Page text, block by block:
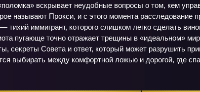
вскрывает неудобные вопросы о том, кем
называют Прокси, и с этого момента расследование
иммигрант, которого слишком легко сделать
пугающе точно отражает трещины в «идеальном»
секреты Совета и ответ, который может разрушить
выбирать между комфортной ложью и дорогой, где